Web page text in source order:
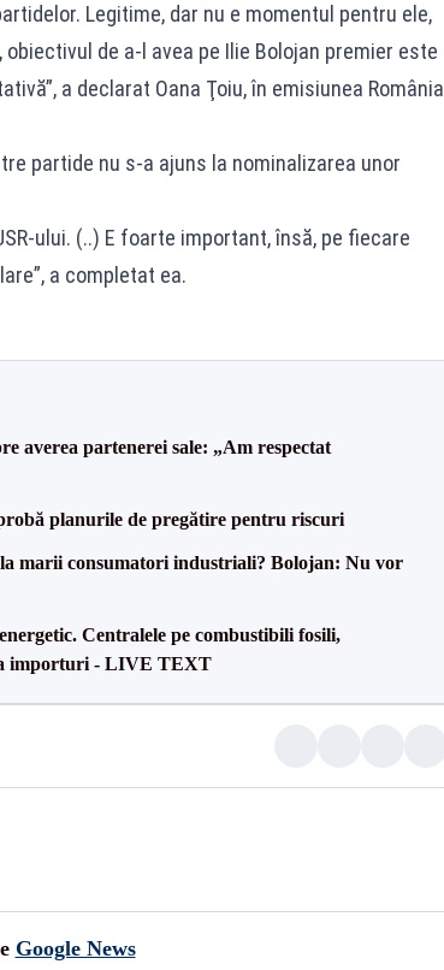
Legitime, dar nu e momentul pentru ele,
de a-l avea pe Ilie Bolojan premier este
a declarat Oana Ţoiu, în emisiunea România
partide nu s-a ajuns la nominalizarea unor
ului. (..) E foarte important, însă, pe fiecare
a completat ea.
averea partenerei sale: „Am respectat
planurile de pregătire pentru riscuri
marii consumatori industriali? Bolojan: Nu vor
Centralele pe combustibili fosili,
importuri - LIVE TEXT
Google News